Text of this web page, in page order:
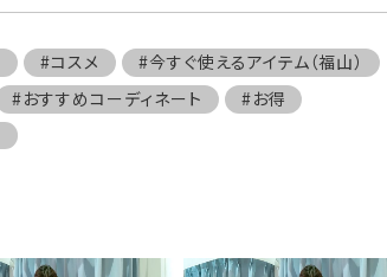
#コスメ
#今すぐ使えるアイテム（福山）
#おすすめコーディネート
#お得